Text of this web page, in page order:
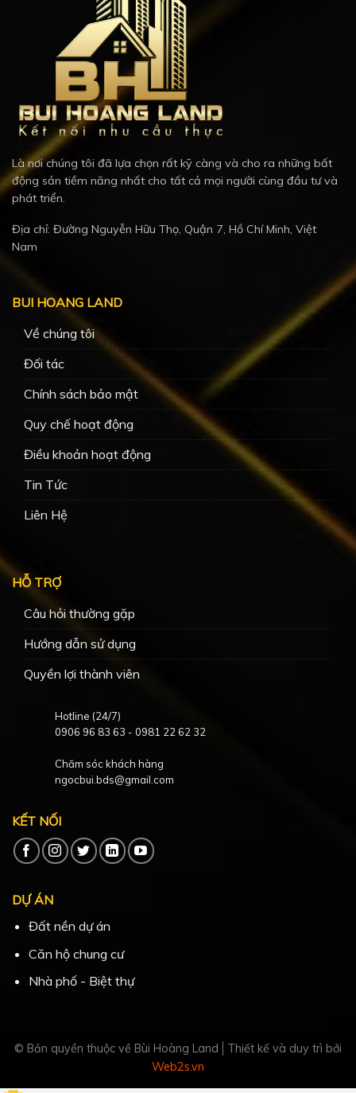
Là nơi chúng tôi đã lựa chọn rất kỹ càng và cho ra những bất
động sản tiềm năng nhất cho tất cả mọi người cùng đầu tư và
phát triển.
Địa chỉ: Đường Nguyễn Hữu Thọ, Quận 7, Hồ Chí Minh, Việt
Nam
BUI HOANG LAND
Về chúng tôi
Đối tác
Chính sách bảo mật
Quy chế hoạt động
Điều khoản hoạt động
Tin Tức
Liên Hệ
HỖ TRỢ
Câu hỏi thường gặp
Hướng dẫn sử dụng
Quyền lợi thành viên
Hotline (24/7)
0906 96 83 63 - 0981 22 62 32
Chăm sóc khách hàng
ngocbui.bds@gmail.com
KẾT NỐI
DỰ ÁN
Đất nền dự án
Căn hộ chung cư
Nhà phố - Biệt thự
© Bản quyền thuộc về Bùi Hoàng Land
Thiết kế và duy trì bởi
Web2s.vn